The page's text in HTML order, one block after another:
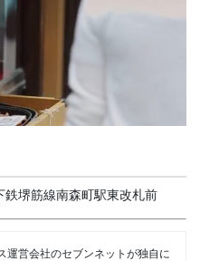
堺筋線南森町駅東改札前
運営会社のセブンネットが独自に